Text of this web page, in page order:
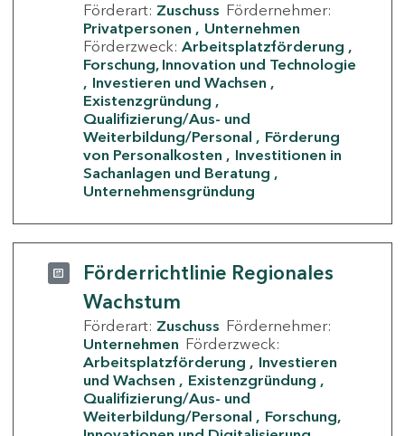
Förderart: Zuschuss Fördernehmer:
Privatpersonen
Unternehmen
Förderzweck: Arbeitsplatzförderung
Forschung, Innovation und Technologie
Investieren und Wachsen
Existenzgründung
Qualifizierung/Aus- und
Weiterbildung/Personal
Förderung
von Personalkosten
Investitionen in
Sachanlagen und Beratung
Unternehmensgründung
Förderrichtlinie Regionales
Wachstum
Förderart: Zuschuss Fördernehmer:
Unternehmen Förderzweck:
Arbeitsplatzförderung
Investieren
und Wachsen
Existenzgründung
Qualifizierung/Aus- und
Weiterbildung/Personal
Forschung,